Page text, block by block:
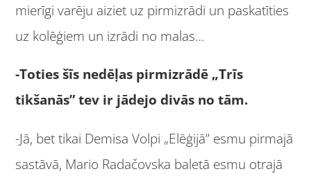
mierīgi varēju aiziet uz pirmizrādi un paskatīties
uz kolēģiem un izrādi no malas…
-Toties šīs nedēļas pirmizrādē „Trīs
tikšanās” tev ir jādejo divās no tām.
-Jā, bet tikai Demisa Volpi „Elēģijā” esmu pirmajā
sastāvā, Mario Radačovska baletā esmu otrajā